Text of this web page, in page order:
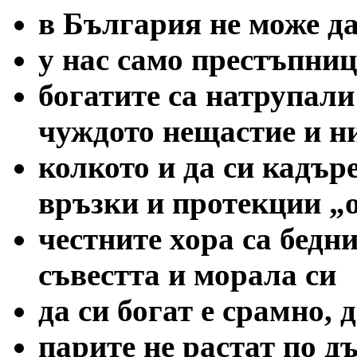
в България не може
у нас само
богатите са
чуждото нещастие и
колкото и да си
връзки и протекции
честните хора са
съвестта и морала си
да си богат е срамно,
парите не растат по